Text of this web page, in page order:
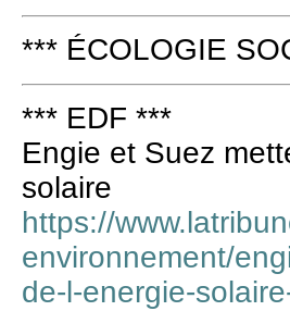
*** ÉCOLOGIE
*** EDF ***
Engie et Suez
solaire
https://
environnement/
de-l-energie-